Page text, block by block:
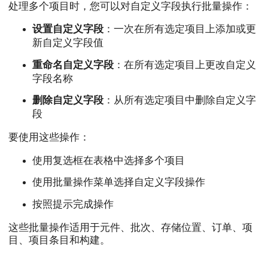
处理多个项目时，您可以对自定义字段执行批量操作：
设置自定义字段 ：一次在所有选定项目上添加或更
新自定义字段值
重命名自定义字段 ：在所有选定项目上更改自定义
字段名称
删除自定义字段 ：从所有选定项目中删除自定义字
段
要使用这些操作：
使用复选框在表格中选择多个项目
使用批量操作菜单选择自定义字段操作
按照提示完成操作
这些批量操作适用于元件、批次、存储位置、订单、项
目、项目条目和构建。